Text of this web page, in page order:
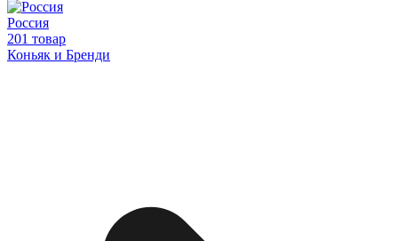
Россия
201 товар
Коньяк и Бренди